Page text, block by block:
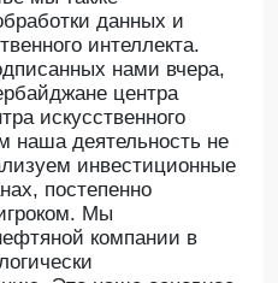
данных и
интеллекта.
нами вчера,
центра
искусственного
наша деятельность не
инвестиционные
постепенно
Мы
компании в